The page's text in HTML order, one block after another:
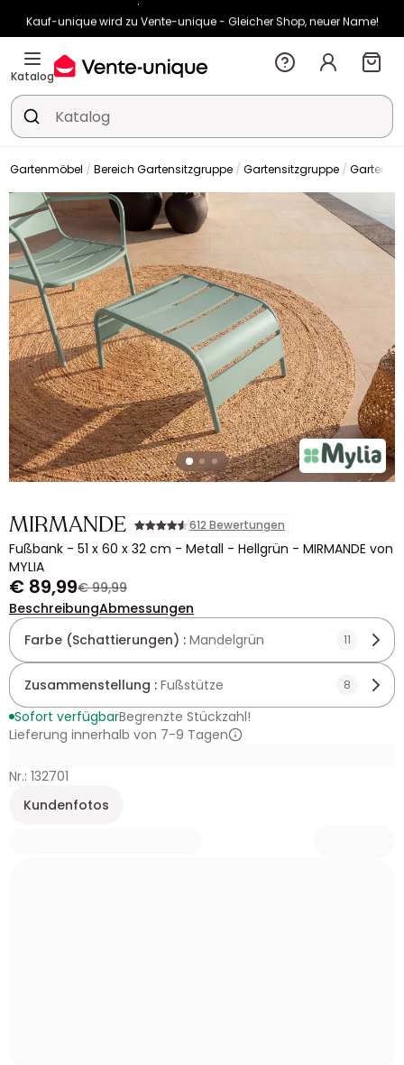
Kauf-unique wird zu Vente-unique - Gleicher Shop, neuer Name!
-10% ab €400 mitHEAT10auf Vente-unique-Produkte
Noch:
Katalog
Gartenmöbel Bereich Gartensitzgruppe Gartensitzgruppe
MIRMANDE 612 Bewertungen
Fußbank - 51 x 60 x 32 cm - Metall - Hellgrün - MIRMANDE von
MYLIA
€ 89,99€ 99,99
BeschreibungAbmessungen
Farbe (Schattierungen) : Mandelgrün 11
Zusammenstellung : Fußstütze 8
Sofort verfügbarBegrenzte Stückzahl!
Lieferung innerhalb von 7-9 Tagen
Nr.: 132701
Kundenfotos